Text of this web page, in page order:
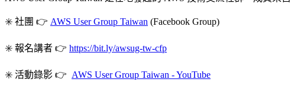
✳️ 社團 👉 AWS User Group Taiwan (Facebook Group)
✳️ 報名講者 👉 https://bit.ly/awsug-tw-cfp
✳️ 活動錄影 👉 AWS User Group Taiwan - YouTube